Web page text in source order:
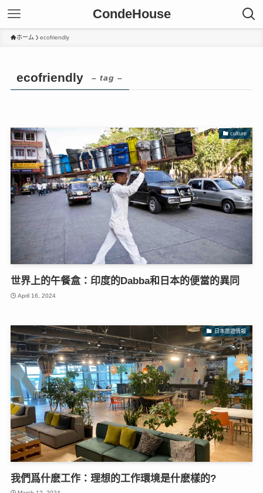
CondeHouse
ホーム ecofriendly
ecofriendly – tag –
culture
世界上的午餐盒：印度的Dabba和日本的便當的異同
April 16, 2024
日本旅遊情報
我們爲什麽工作：理想的工作環境是什麽樣的?